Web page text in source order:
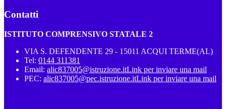
Contatti
ISTITUTO COMPRENSIVO STATALE 2
VIA S. DEFENDENTE 29 - 15011 ACQUI TERME(AL)
Tel: 0144 311381
Email: alic837005@istruzione.itLink per inviare una mail
PEC: alic837005@pec.istruzione.itLink per inviare una mail